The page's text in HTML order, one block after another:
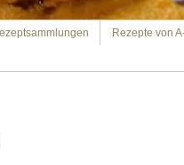
Rezepte von